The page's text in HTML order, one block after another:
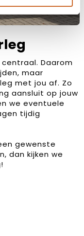
Daarom
maar
met jou af. Zo
aansluit op jouw
we eventuele
tijdig
gewenste
dan kijken we